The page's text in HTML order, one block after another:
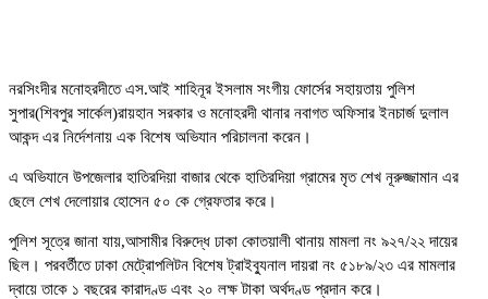
নরসিংদীর মনোহরদীতে এস.আই শাহিনূর ইসলাম সংগীয় ফোর্সের সহায়তায় পুলিশ
সুপার(শিবপুর সার্কেল)রায়হান সরকার ও মনোহরদী থানার নবাগত অফিসার ইনচার্জ দুলাল
আকন্দ এর নির্দেশনায় এক বিশেষ অভিযান পরিচালনা করেন।
এ অভিযানে উপজেলার হাতিরদিয়া বাজার থেকে হাতিরদিয়া গ্রামের মৃত শেখ নূরুজ্জামান এর
ছেলে শেখ দেলোয়ার হোসেন ৫০ কে গ্রেফতার করে।
পুলিশ সূত্রে জানা যায়,আসামীর বিরুদ্ধে ঢাকা কোতয়ালী থানায় মামলা নং ৯২৭/২২ দায়ের
ছিল। পরবর্তীতে ঢাকা মেট্রোপলিটন বিশেষ ট্রাইব্যুনাল দায়রা নং ৫১৮৯/২৩ এর মামলার
দ্বায়ে তাকে ১ বছরের কারাদণ্ড এবং ২০ লক্ষ টাকা অর্থদণ্ড প্রদান করে।